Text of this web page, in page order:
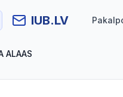
IUB.LV
ALAAS